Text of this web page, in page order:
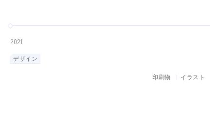
2021
デザイン
印刷物 イラスト